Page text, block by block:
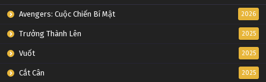
Avengers: Cuộc Chiến Bí Mật 2026
Trưởng Thành Lên 2025
Vuốt 2025
Cắt Cân 2025